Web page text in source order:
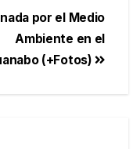
por el Medio
Ambiente en el
(+Fotos)